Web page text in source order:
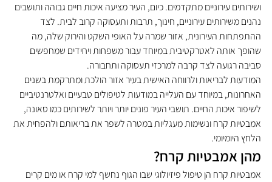
ושירותים עירוניים מתקדמים. כיום, העיר מציעה איכות חיים גבוהה ותושבים
נהנים משירותים עירוניים, חינוך, תרבות ותעסוקה קרוב לבית. לצד
ההתפתחות העירונית, אזור שמרה על האופי השקט והירוק שלה, מה
שהופך אותה לאטרקטיבית במיוחד עבור משפחות ויחידים שמחפשים
סביבה רגועה לצד קרבה למרכזי תעסוקה ותחבורה.
המודעות לבריאות ולרווחה האישית בעיר אזור הולכת ומתרקמת בשנים
האחרונות, במיוחד עם העלייה במודעות לטיפולים טבעיים ואלטרנטיביים
לשיפור איכות החיים. תושבי העיר פונים יותר ויותר לשירותים כמו סאונה,
אמבטיות קרח ונשימות מעגליות במטרה לשפר את בריאותם ולהפחית את
הלחץ היומיומי.
מהן אמבטיות קרח?
אמבטיות קרח הן טיפול פיזיולוגי שבו הגוף נחשף למי קרח או מים קרים